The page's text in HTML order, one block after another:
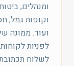
ומנהלים,
וקופות גמל,
ועוד. ממונה
לפניות
לשלוח תכתובת